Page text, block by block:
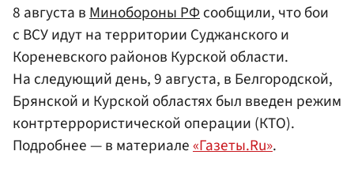
8 августа вМинобороны РФсообщили, что бои
с ВСУ идут на территории Суджанского и
Кореневского районов Курской области.
На следующий день, 9 августа, в Белгородской,
Брянской и Курской областях был введен режим
контртеррористической операции (КТО).
Подробнее — в материале«Газеты.Ru».